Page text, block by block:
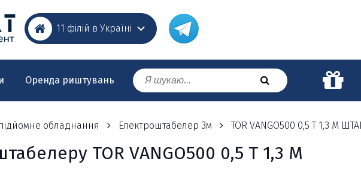
11 філій в Україні
Оренда риштувань
обладнання Електроштабелер 3м TOR VANGO500 0,5 Т 1,3 М
TOR VANGO500 0,5 Т 1,3 М